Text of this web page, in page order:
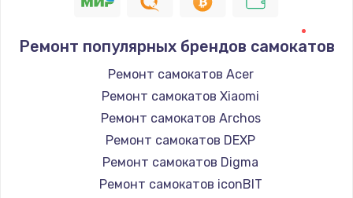
Ремонт популярных брендов самокатов
Ремонт самокатов Acer
Ремонт самокатов Xiaomi
Ремонт самокатов Archos
Ремонт самокатов DEXP
Ремонт самокатов Digma
Ремонт самокатов iconBIT